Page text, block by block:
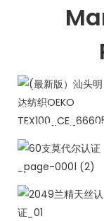
(最新版）汕头
明达纺织OEKO
60支莫代尔认
证_page-
0001 (2)
2049兰精天丝